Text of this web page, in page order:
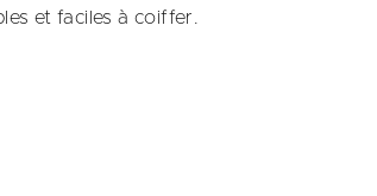
et faciles à coiffer.